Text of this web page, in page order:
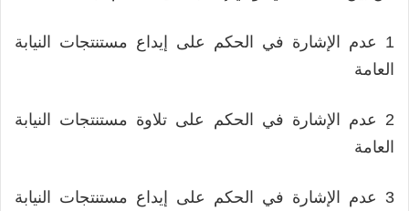
1 عدم الإشارة في الحكم على إيداع مستنتجات النيابة
العامة
2 عدم الإشارة في الحكم على تلاوة مستنتجات النيابة
العامة
3 عدم الإشارة في الحكم على إيداع مستنتجات النيابة